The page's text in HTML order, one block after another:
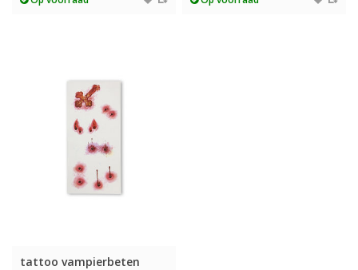
tattoo vampierbeten